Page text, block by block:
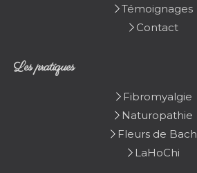
Témoignages
Contact
Les pratiques
Fibromyalgie
Naturopathie
Fleurs de Bach
LaHoChi